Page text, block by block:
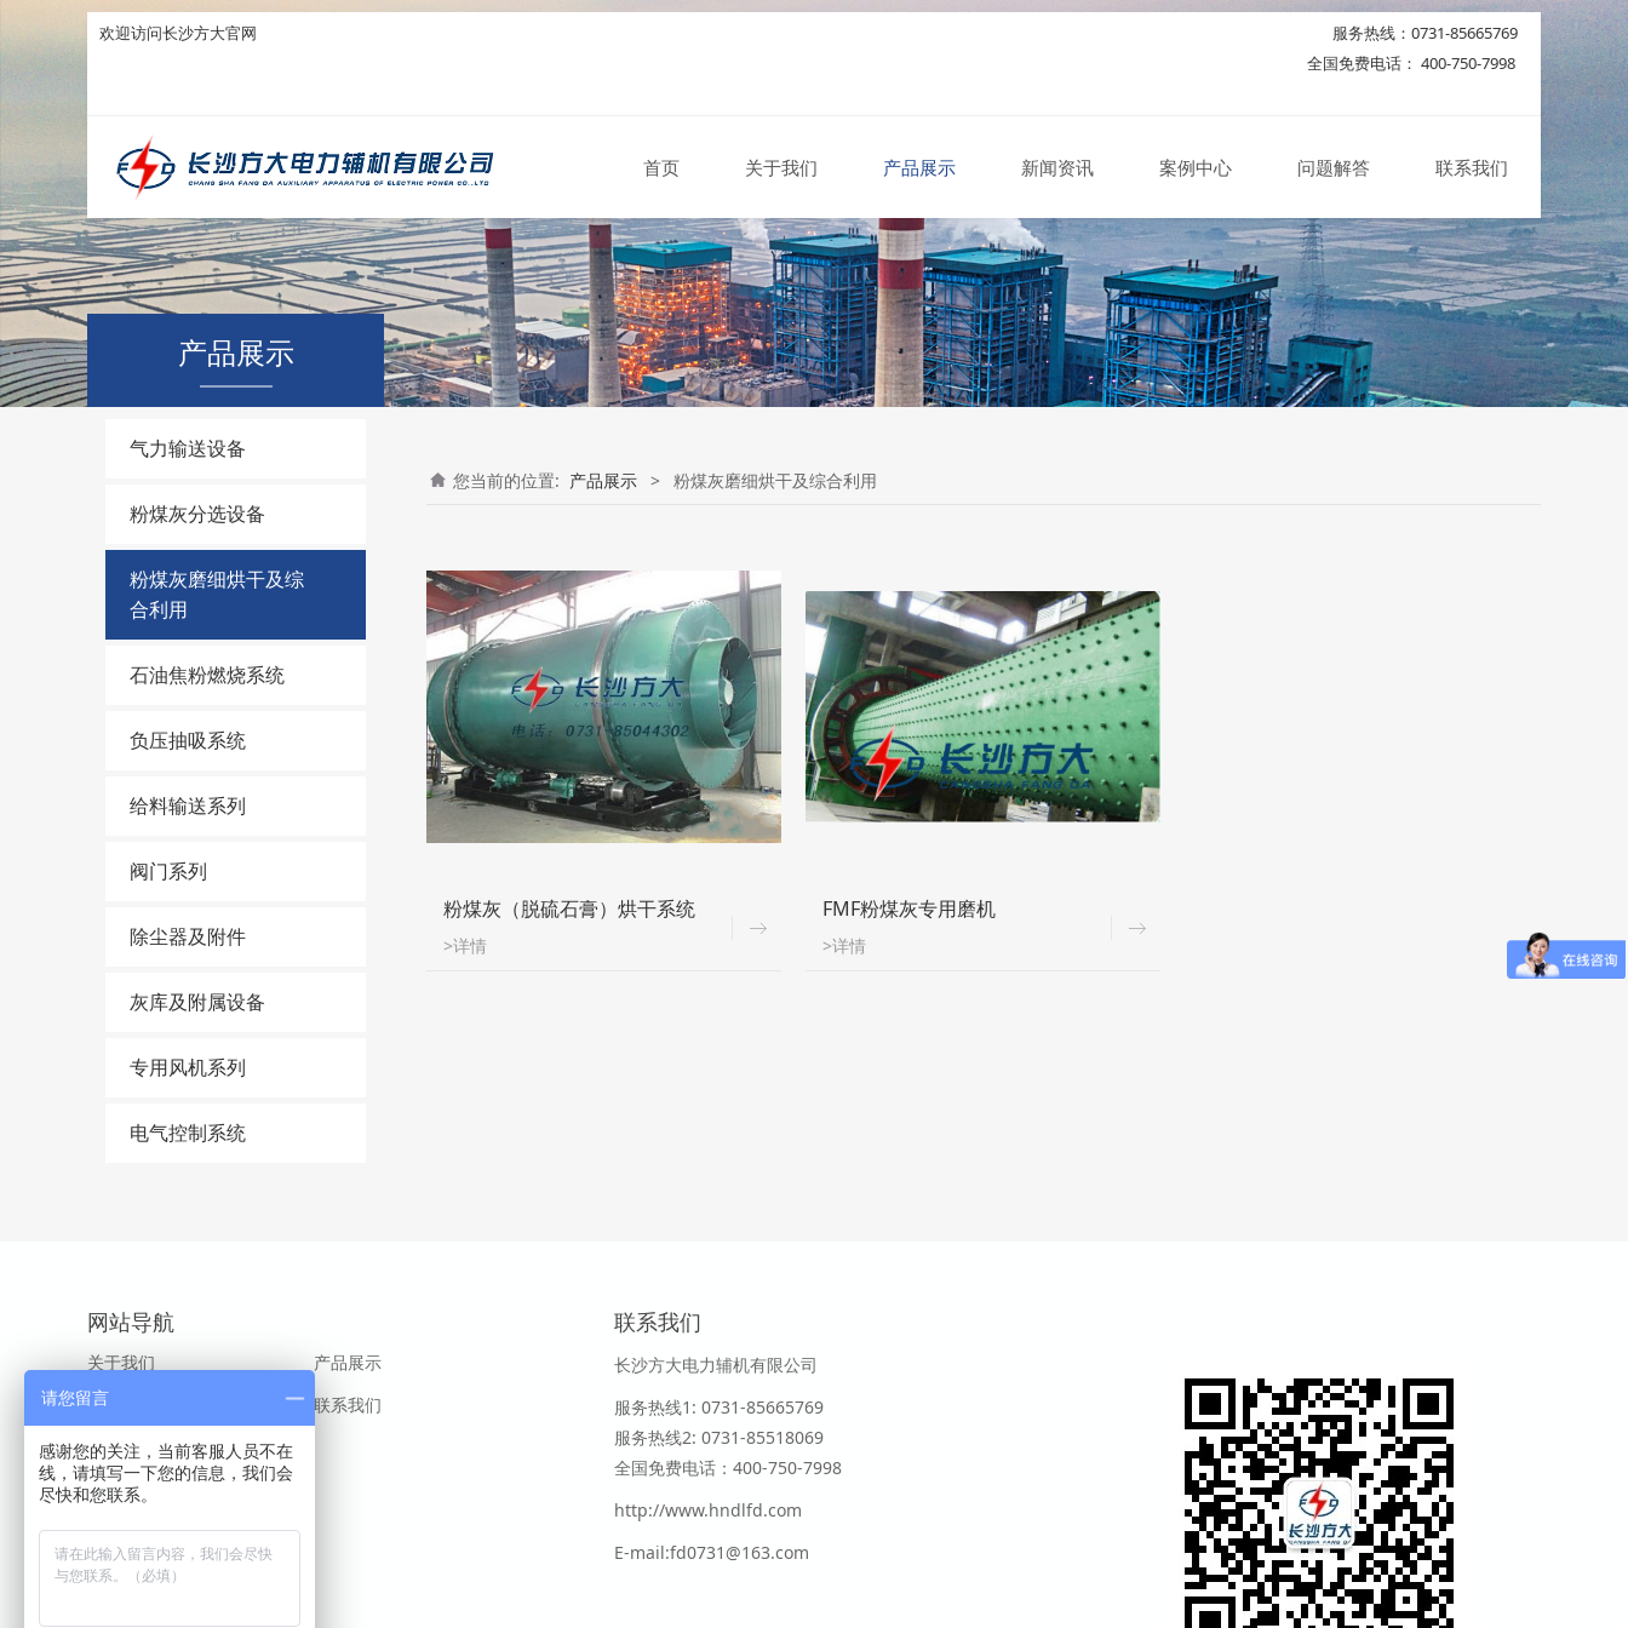
欢迎访问长沙方大官网
服务热线：0731-85665769
全国免费电话： 400-750-7998
首页 关于我们 产品展示 新闻资讯 案例中心 问题解答 联系我们
产品展示
气力输送设备
粉煤灰分选设备
粉煤灰磨细烘干及综
合利用
石油焦粉燃烧系统
负压抽吸系统
给料输送系列
阀门系列
除尘器及附件
灰库及附属设备
专用风机系列
电气控制系统
您当前的位置: 产品展示 > 粉煤灰磨细烘干及综合利用
粉煤灰（脱硫石膏）烘干系统
>详情
FMF粉煤灰专用磨机
>详情
网站导航
关于我们
新闻资讯
产品展示
联系我们
联系我们
长沙方大电力辅机有限公司
服务热线1 : 0731-85665769
服务热线2: 0731-85518069
全国免费电话：400-750-7998
http://www.hndlfd.com
E-mail:fd0731@163.com
请您留言
感谢您的关注，当前客服人员不在
线，请填写一下您的信息，我们会
尽快和您联系。